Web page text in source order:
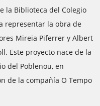
la Biblioteca del Colegio
representar la obra de
Mireia Piferrer y Albert
Este proyecto nace de la
del Poblenou, en
de la compañía O Tempo